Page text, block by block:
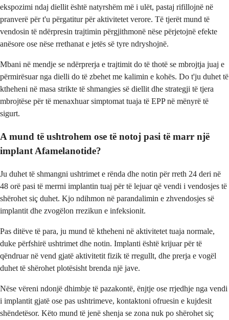
ekspozimi ndaj diellit është natyrshëm më i ulët, pastaj rifillojnë në
pranverë për t'u përgatitur për aktivitetet verore. Të tjerët mund të
vendosin të ndërpresin trajtimin përgjithmonë nëse përjetojnë efekte
anësore ose nëse rrethanat e jetës së tyre ndryshojnë.
Mbani në mendje se ndërprerja e trajtimit do të thotë se mbrojtja juaj e
përmirësuar nga dielli do të zbehet me kalimin e kohës. Do t'ju duhet të
ktheheni në masa strikte të shmangies së diellit dhe strategji të tjera
mbrojtëse për të menaxhuar simptomat tuaja të EPP në mënyrë të
sigurt.
A mund të ushtrohem ose të notoj pasi të marr një
implant Afamelanotide?
Ju duhet të shmangni ushtrimet e rënda dhe notin për rreth 24 deri në
48 orë pasi të merrni implantin tuaj për të lejuar që vendi i vendosjes të
shërohet siç duhet. Kjo ndihmon në parandalimin e zhvendosjes së
implantit dhe zvogëlon rrezikun e infeksionit.
Pas ditëve të para, ju mund të ktheheni në aktivitetet tuaja normale,
duke përfshirë ushtrimet dhe notin. Implanti është krijuar për të
qëndruar në vend gjatë aktivitetit fizik të rregullt, dhe prerja e vogël
duhet të shërohet plotësisht brenda një jave.
Nëse vëreni ndonjë dhimbje të pazakontë, ënjtje ose rrjedhje nga vendi
i implantit gjatë ose pas ushtrimeve, kontaktoni ofruesin e kujdesit
shëndetësor. Këto mund të jenë shenja se zona nuk po shërohet siç